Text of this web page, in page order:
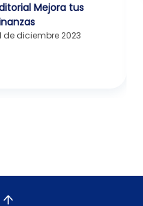
Mejora tus
de diciembre 2023